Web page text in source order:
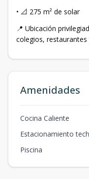
• 📐 275 m² de solar
📍 Ubicación
colegios, restaurantes
Amenidades
Cocina Caliente
Estacionamiento
Piscina